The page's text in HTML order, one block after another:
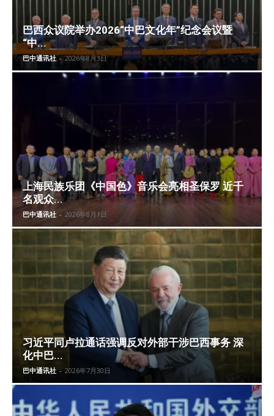
巴西众议院举办2026“中巴文化年”纪念会议暨
“中...
巴中通讯社 - 2026年8月3日
上海民族乐团《中国色》音乐会亮相圣保罗 近千
名观众...
巴中通讯社 - 2026年8月1日
习近平同卢拉通话强调反对外部干涉巴西事务 深
化中巴...
巴中通讯社 - 2026年7月30日